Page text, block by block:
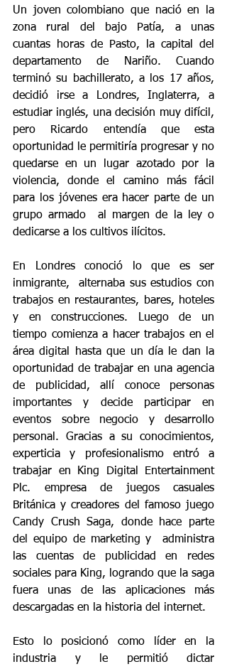
Un joven colombiano que nació en la
zona rural del bajo Patía, a unas
cuantas horas de Pasto, la capital del
departamento de Nariño. Cuando
terminó su bachillerato, a los 17 años,
decidió irse a Londres, Inglaterra, a
estudiar inglés, una decisión muy difícil,
pero Ricardo entendía que esta
oportunidad le permitiría progresar y no
quedarse en un lugar azotado por la
violencia, donde el camino más fácil
para los jóvenes era hacer parte de un
grupo armado  al margen de la ley o
dedicarse a los cultivos ilícitos.
En Londres conoció lo que es ser
inmigrante,  alternaba sus estudios con
trabajos en restaurantes, bares, hoteles
y en construcciones. Luego de un
tiempo comienza a hacer trabajos en el
área digital hasta que un día le dan la
oportunidad de trabajar en una agencia
de publicidad, allí conoce personas
importantes y decide participar en
eventos sobre negocio y desarrollo
personal. Gracias a su conocimientos,
experticia y profesionalismo entró a
trabajar en King Digital Entertainment
Plc. empresa de juegos casuales
Británica y creadores del famoso juego
Candy Crush Saga, donde hace parte
del equipo de marketing y  administra
las cuentas de publicidad en redes
sociales para King, logrando que la saga
fuera unas de las aplicaciones más
descargadas en la historia del internet.
Esto lo posicionó como líder en la
industria y le permitió dictar